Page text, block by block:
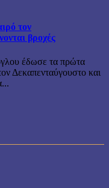
τον
βροχές
έδωσε τα πρώτα
Δεκαπενταύγουστο και